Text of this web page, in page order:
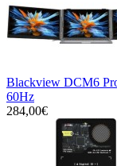
Blackview DCM6
60Hz
284,00€